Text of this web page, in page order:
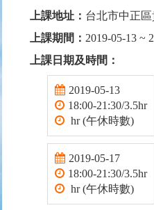
上課地址： 台北市中正
上課期間： 2019-05-13 ~
上課日期及時間：
2019-05-13
18:00-21:30/3.5hr
hr (午休時數)
2019-05-17
18:00-21:30/3.5hr
hr (午休時數)